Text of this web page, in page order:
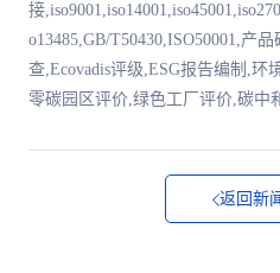
接
o13485,GB/T50430,ISO50001,产
查,Ecovadis评级,ESG报告编制,环
零碳园区评价,绿色工厂评价,碳中
返回新